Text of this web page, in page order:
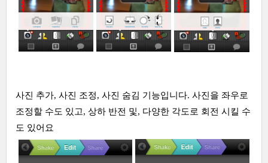
사진 추가, 사진 조정, 사진 숨김 기능입니다. 사진을 좌우로
조정할 수도 있고, 상하 반전 및, 다양한 각도로 회전 시킬 수
도 있어요